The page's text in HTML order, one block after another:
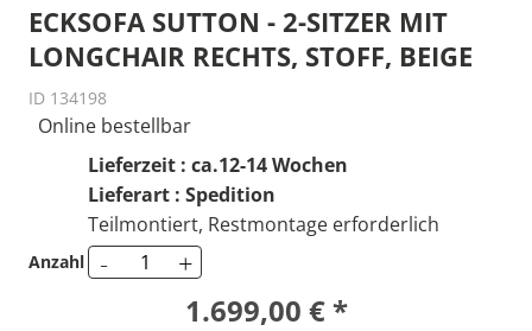
ECKSOFA SUTTON - 2-SITZER MIT
LONGCHAIR RECHTS, STOFF, BEIGE
ID 134198
Online bestellbar
Lieferzeit : ca.12-14 Wochen
Lieferart : Spedition
Teilmontiert, Restmontage erforderlich
Anzahl - +
1.699,00 € *